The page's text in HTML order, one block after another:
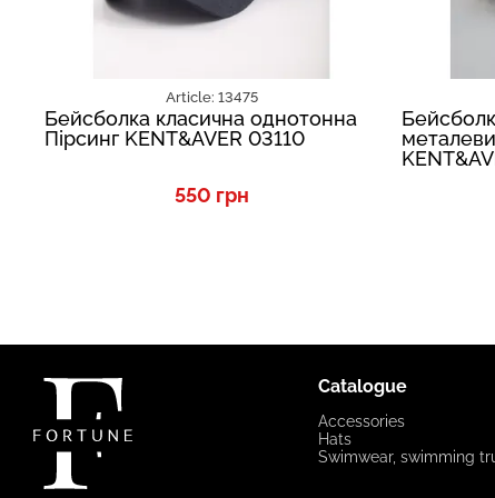
Article: 13475
Бейсболка класична однотонна
Пірсинг KENT&AVER 03110
550 грн
Catalogue
Accessories
Hats
Swimwear, swimming